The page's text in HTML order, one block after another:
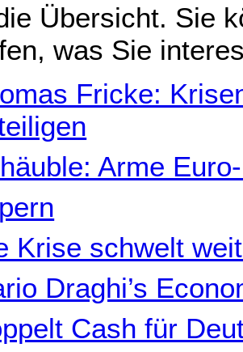
Übersicht. Sie
was Sie
Fricke:
Arme
Krise schwelt
Draghi’s
Cash für